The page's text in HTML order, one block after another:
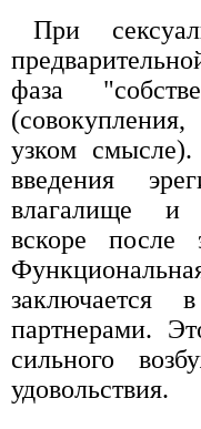
При
фаза
узком
введения
влагалище и
вскоре после
заключается
партнерами.
сильного
удовольствия.